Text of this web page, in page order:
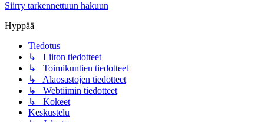
Siirry tarkennettuun hakuun
Hyppää
Tiedotus
↳ Liiton tiedotteet
↳ Toimikuntien tiedotteet
↳ Alaosastojen tiedotteet
↳ Webtiimin tiedotteet
↳ Kokeet
Keskustelu